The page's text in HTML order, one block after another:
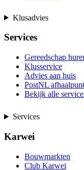
Klusadvies
Services
Gereedschap
Klusservice
Advies aan huis
PostNL afhaalpunt
Bekijk alle
Services
Karwei
Bouwmarkten
Club Karwei